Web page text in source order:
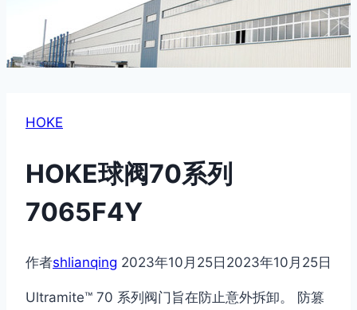
HOKE
HOKE球阀70系列
7065F4Y
作者shlianqing 2023年10月25日 2023年10月25日
Ultramite™ 70 系列阀门旨在防止意外拆卸。 防篡